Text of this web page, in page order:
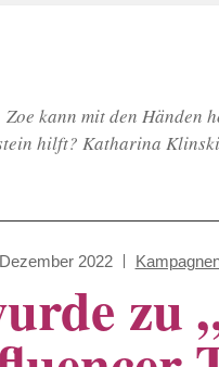
Zoe kann mit den Händen
hilft? Katharina
2022
zu